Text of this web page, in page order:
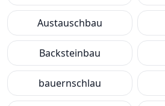
Austauschbau
Backsteinbau
bauernschlau